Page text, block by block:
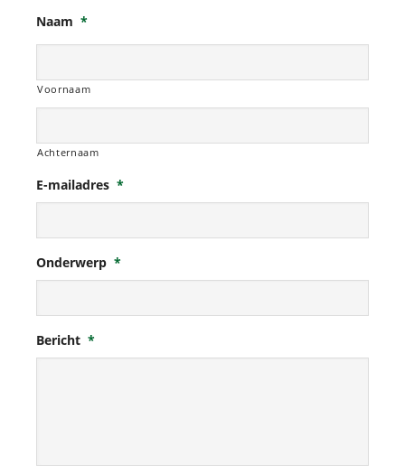
Naam *
Voornaam
Achternaam
E-mailadres *
Onderwerp *
Bericht *